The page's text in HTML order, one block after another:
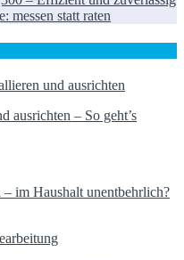
ausrichten – So geht’s
im Haushalt unentbehrlich?